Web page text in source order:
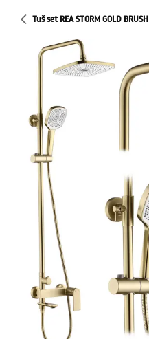
Tuš set REA STORM GOLD BRUSH